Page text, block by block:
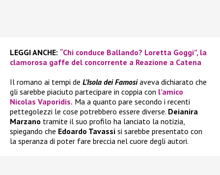
LEGGI ANCHE: “Chi conduce Ballando? Loretta Goggi”, la
clamorosa gaffe del concorrente a Reazione a Catena
Il romano ai tempi de L’Isola dei Famosiaveva dichiarato che
gli sarebbe piaciuto partecipare in coppia con l’amico
Nicolas Vaporidis. Ma a quanto pare secondo i recenti
pettegolezzi le cose potrebbero essere diverse. Deianira
Marzano tramite il suo profilo ha lanciato la notizia,
spiegando che Edoardo Tavassi si sarebbe presentato con
la speranza di poter fare breccia nel cuore degli autori.